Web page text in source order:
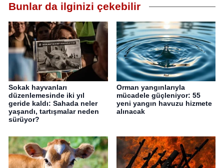
Bunlar da ilginizi çekebilir
Sokak hayvanları
düzenlemesinde iki yıl
geride kaldı: Sahada neler
yaşandı, tartışmalar neden
sürüyor?
Orman yangınlarıyla
mücadele güçleniyor: 55
yeni yangın havuzu hizmete
alınacak